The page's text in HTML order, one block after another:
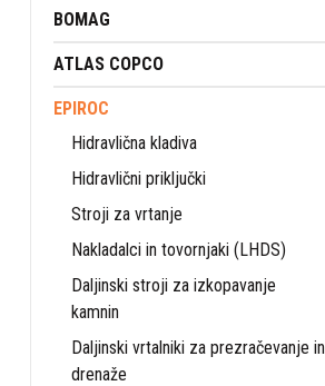
BOMAG
ATLAS COPCO
EPIROC
Hidravlična kladiva
Hidravlični priključki
Stroji za vrtanje
Nakladalci in tovornjaki (LHDS)
Daljinski stroji za izkopavanje
kamnin
Daljinski vrtalniki za prezračevanje in
drenaže